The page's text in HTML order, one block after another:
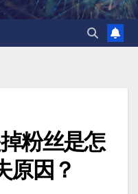
粉丝是怎
原因？